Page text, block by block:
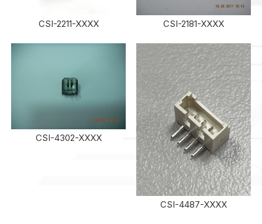
CSI-2211-XXXX CSI-2181-XXXX
CSI-4302-XXXX
CSI-4487-XXXX